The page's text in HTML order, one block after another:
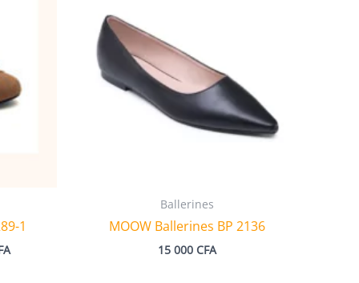
1
Plage
Ballerines
MOOW Ballerines BP 2136
15 000 CFA